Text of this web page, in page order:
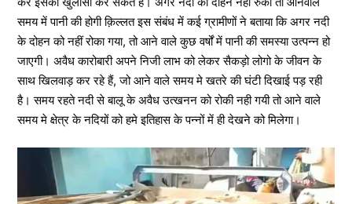
समय में पानी की होगी क़िल्लत इस संबंध में कई ग्रामीणों ने बताया कि अगर नदी
के दोहन को नहीं रोका गया, तो आने वाले कुछ वर्षों में पानी की समस्या उत्पन्न हो
जाएगी। अवैध कारोबारी अपने निजी लाभ को लेकर सैकड़ो लोगो के जीवन के
साथ खिलवाड़ कर रहे हैं, जो आने वाले समय मे खतरे की घंटी दिखाई पड़ रही
है। समय रहते नदी से बालू के अवैध उत्खनन को रोकी नही गयी तो आने वाले
समय मे क्षेत्र के नदियों को हमे इतिहास के पन्नों में ही देखने को मिलेगा।